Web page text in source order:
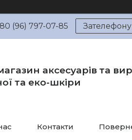
(96) 797-07-85
аксесуарів та
та еко-шкіри
Контакти